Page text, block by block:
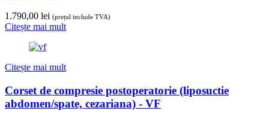
1.790,00 lei (prețul include TVA)
Citește mai mult
Citește mai mult
Corset de compresie postoperatorie (liposuctie
abdomen/spate, cezariana) - VF